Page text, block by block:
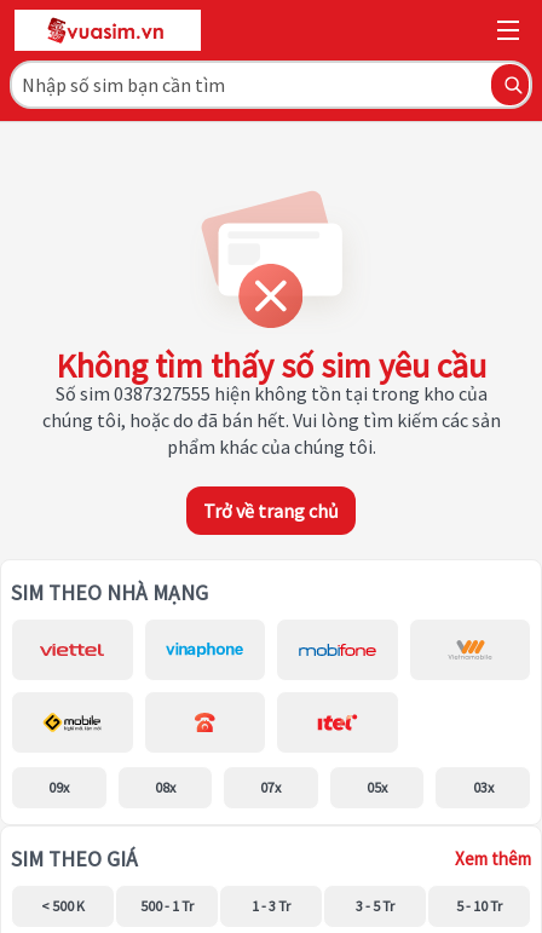
Không tìm thấy số sim yêu cầu
Số sim 0387327555 hiện không tồn tại trong kho của
chúng tôi, hoặc do đã bán hết. Vui lòng tìm kiếm các sản
phẩm khác của chúng tôi.
Trở về trang chủ
SIM THEO NHÀ MẠNG
09x 08x 07x 05x 03x
SIM THEO GIÁ Xem thêm
< 500 K 500 - 1 Tr 1 - 3 Tr 3 - 5 Tr 5 - 10 Tr